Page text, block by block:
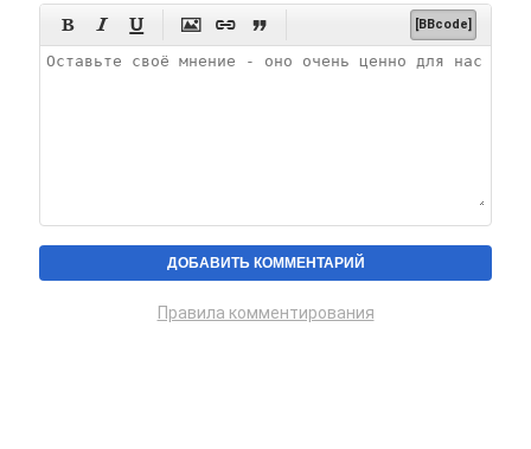
      [BBcode]
Правила комментирования